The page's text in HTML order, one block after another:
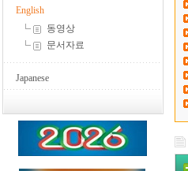
English
동영상
문서자료
Japanese